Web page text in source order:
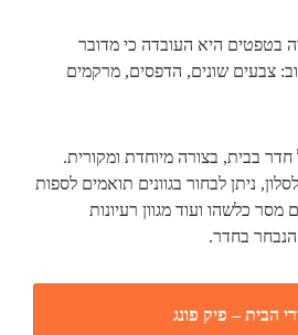
בטפטים היא העובדה כי מדובר
צבעים שונים, הדפסים, מרקמים
בבית, בצורה מיוחדת ומקורית.
ניתן לבחור בגוונים תואמים לספות
כלשהו ועוד מגוון רעיונות
הנבחר בחדר.
הבית – פיק פונג